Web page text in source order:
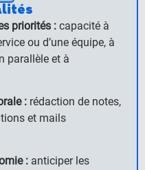
priorités : capacité à
ou d’une équipe, à
parallèle et à
: rédaction de notes,
et mails
: anticiper les